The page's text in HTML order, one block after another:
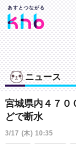
ニュース
宮城県内４７
どで断水
3/17 (木) 10:35